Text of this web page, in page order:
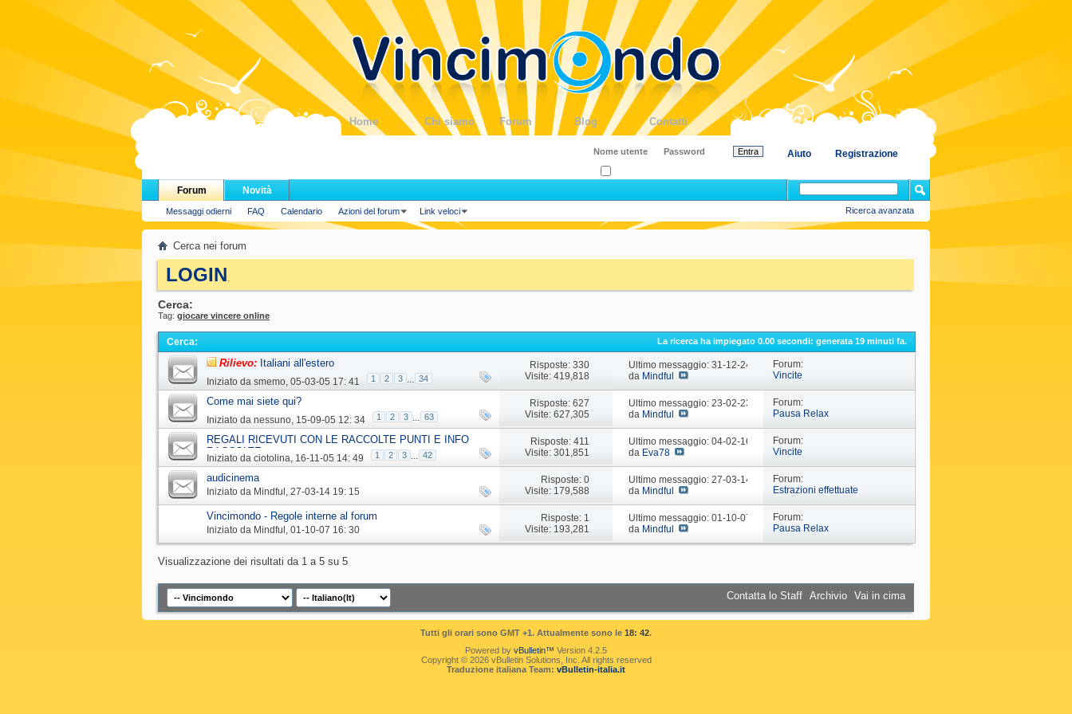
Home Chi siamo Forum Blog Contatti
Registrazione
Aiuto
Forum
Messaggi odierni FAQ Calendario Azioni del forum Link veloci
Novità
Ricerca avanzata
Cerca nei forum
LOGIN.
Cerca:
Tag: giocare vincere online
Cerca: La ricerca ha impiegato 0.00 secondi: generata 19 minuti fa.
Rilievo: Italiani all'estero
Iniziato da smemo‎, 05-03-05 17: 41 1 2 3 ... 34
Risposte: 330
Visite: 419,818
Ultimo messaggio: 31-12-24
09: 44
da Mindful
Forum:
Vincite
Come mai siete qui?
Iniziato da nessuno‎, 15-09-05 12: 34 1 2 3 ... 63
Risposte: 627
Visite: 627,305
Ultimo messaggio: 23-02-23
10: 29
da Mindful
Forum:
Pausa Relax
REGALI RICEVUTI CON LE RACCOLTE PUNTI E INFO
RACCOLTE
Iniziato da ciotolina‎, 16-11-05 14: 49 1 2 3 ... 42
Risposte: 411
Visite: 301,851
Ultimo messaggio: 04-02-16
18: 37
da Eva78
Forum:
Vincite
audicinema
Iniziato da Mindful ‎, 27-03-14 19: 15
Risposte: 0
Visite: 179,588
Ultimo messaggio: 27-03-14
19: 15
da Mindful
Forum:
Estrazioni effettuate
Vincimondo - Regole interne al forum
Iniziato da Mindful ‎, 01-10-07 16: 30
Risposte: 1
Visite: 193,281
Ultimo messaggio: 01-10-07
16: 45
da Mindful
Forum:
Pausa Relax
Visualizzazione dei risultati da 1 a 5 su 5
Contatta lo Staff Archivio Vai in cima
Tutti gli orari sono GMT +1. Attualmente sono le 18: 42.
Powered by vBulletin™ Version 4.2.5
Copyright © 2026 vBulletin Solutions, Inc. All rights reserved
Traduzione italiana Team: vBulletin-italia.it